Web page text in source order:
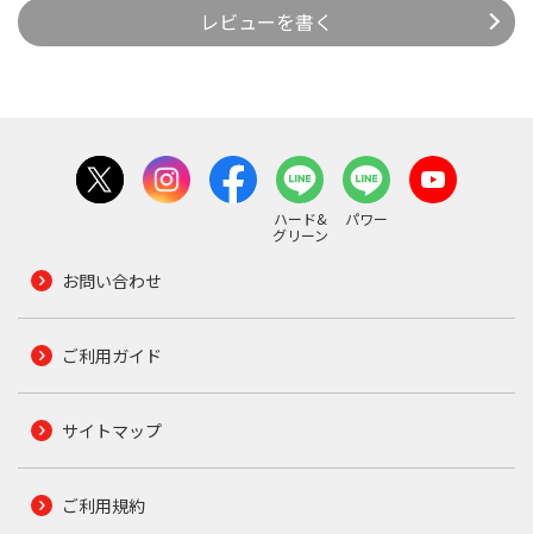
レビューを書く
ハード&
グリーン
パワー
お問い合わせ
ご利用ガイド
サイトマップ
ご利用規約